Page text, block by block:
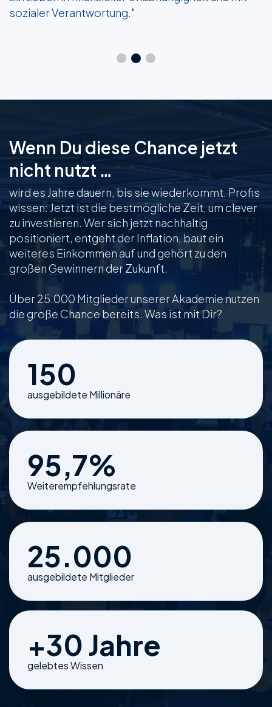
spannende Reise mitzunehmen. "
Wenn Du diese Chance jetzt
nicht nutzt …
wird es Jahre dauern, bis sie wiederkommt. Profis
wissen: Jetzt ist die bestmögliche Zeit, um clever
zu investieren. Wer sich jetzt nachhaltig
positioniert, entgeht der Inflation, baut ein
weiteres Einkommen auf und gehört zu den
großen Gewinnern der Zukunft.
Über 25.000 Mitglieder unserer Akademie nutzen
die große Chance bereits. Was ist mit Dir?
150
ausgebildete Millionäre
95,7%
Weiterempfehlungsrate
25.000
ausgebildete Mitglieder
+30 Jahre
gelebtes Wissen